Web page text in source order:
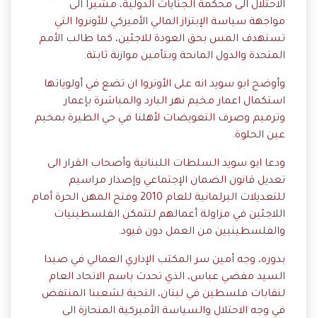
الاحتلال الى محكمة الجنايات الدولية، مشيراً الى
مواجهة سياسة الإبتزاز المالي الأميركي للأونروا التي
تستهدف المس بحق العودة للاجئين، كما طالب الأمم
المتحدة والدول المانحة وبتأمين موازنة ثابتة.
وأوضح ابو سويد انه على الأونروا ان تضع في أولوياتها
استكمال اعمار مخيم نهر البارد والمباشرة بإعمار
وترميم وصرف التعويضات لأهلنا في حي الطيرة بمخيم
عين الحلوة.
ودعا ابو سويد السلطات اللبنانية وأصحاب القرار الى
تعديل قانون الضمان الإجتماعي وإصدار مراسيم
للتعديلات البرلمانية للعام 2010 وفتح المهن الحرة أمام
اللاجئين في مزاولة أعمالهم لتتمكن الفلسطينيات
والفلسطينيين من العمل دون قيود.
بدوره، وجه أمين سر المكتب الإداري العمالي في صيدا
السيد مفضي عباس، الذي تحدث باسم الاتحاد العام
لنقابات فلسطين في لبنان، التحية لشعبنا المنتفض
في وجه الاحتلال والسياسة الأميركية المنحازة الى